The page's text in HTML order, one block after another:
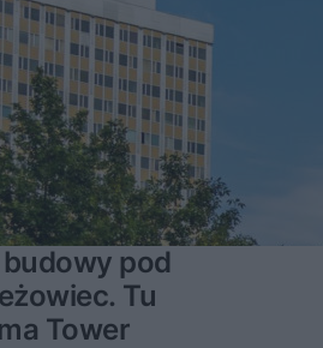
pod
Tu
Tower